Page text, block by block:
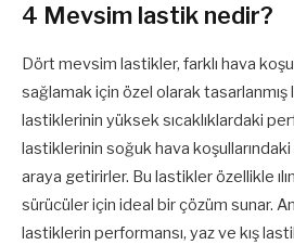
4 Mevsim lastik nedir?
Dört mevsim lastikler, farklı hava
sağlamak için özel olarak tasarlanmış
lastiklerinin yüksek sıcaklıklardaki
lastiklerinin soğuk hava
araya getirirler. Bu lastikler özellikle
sürücüler için ideal bir çözüm sunar.
lastiklerin performansı, yaz ve kış